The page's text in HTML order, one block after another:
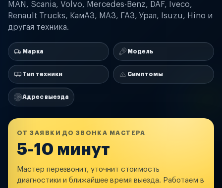
MAN, Scania, Volvo, Mercedes-Benz, DAF, Iveco,
Renault Trucks, КамАЗ, МАЗ, ГАЗ, Урал, Isuzu, Hino и
другая техника.
Марка Модель
Тип техники Симптомы
Адрес выезда
ОТ ЗАЯВКИ ДО ЗВОНКА МАСТЕРА
5-10 минут
Мастер перезвонит, уточнит стоимость
диагностики и ближайшее время выезда. Работаем в